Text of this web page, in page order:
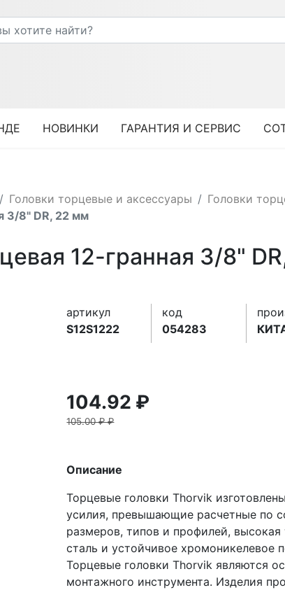
НОВИНКИ ГАРАНТИЯ И СЕРВИС
Головки торцевые и аксессуары
Головки
3/8" DR, 22 мм
12-гранная 3/8"
артикул
S12S1222
код
054283
104.92 ₽
105.00 ₽ ₽
Описание
Торцевые головки Thorvik
усилия, превышающие расчетные по
размеров, типов и профилей, высокая
сталь и устойчивое
Торцевые головки Thorvik являются
монтажного инструмента. Изделия